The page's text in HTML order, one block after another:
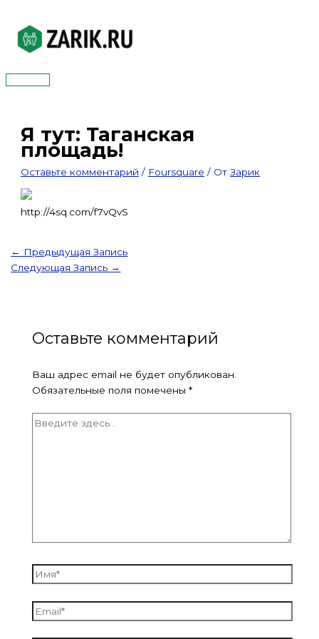
содержимому
Главное
Я тут: Таганская
площадь!
Оставьте комментарий / Foursquare / ОтЗарик
http://4sq.com/f7vQvS
← Предыдущая Запись
Следующая Запись →
Оставьте комментарий
Ваш адрес email не будет опубликован.
Обязательные поля помечены *
Введите
Имя*
Email*